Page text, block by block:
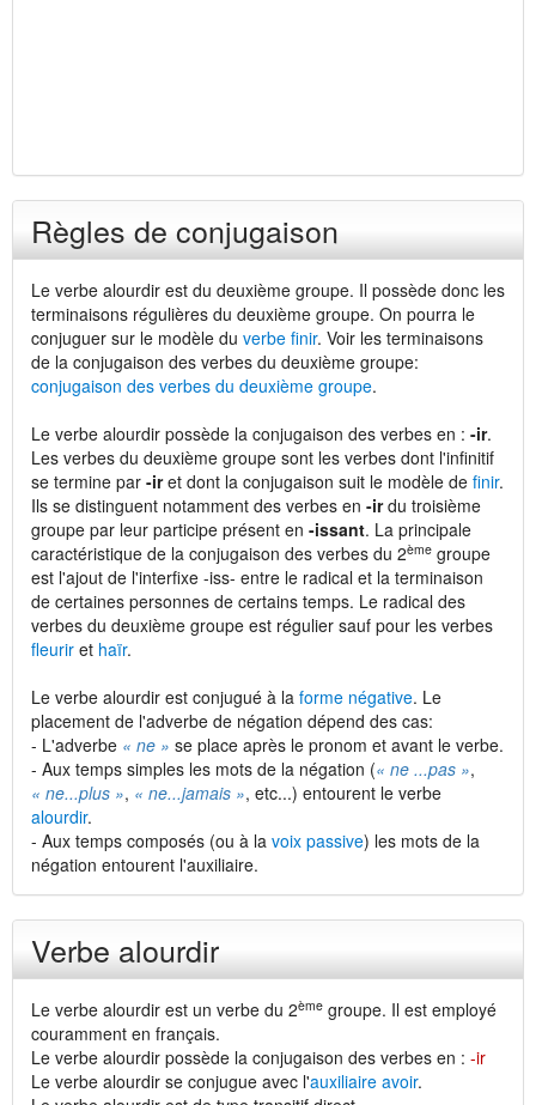
Règles de conjugaison
Le verbe alourdir est du deuxième groupe. Il possède donc les
terminaisons régulières du deuxième groupe. On pourra le
conjuguer sur le modèle du verbe finir. Voir les terminaisons
de la conjugaison des verbes du deuxième groupe:
conjugaison des verbes du deuxième groupe.
Le verbe alourdir possède la conjugaison des verbes en : -ir.
Les verbes du deuxième groupe sont les verbes dont l'infinitif
se termine par -iret dont la conjugaison suit le modèle de finir.
Ils se distinguent notamment des verbes en -irdu troisième
groupe par leur participe présent en -issant. La principale
caractéristique de la conjugaison des verbes du 2ème groupe
est l'ajout de l'interfixe -iss- entre le radical et la terminaison
de certaines personnes de certains temps. Le radical des
verbes du deuxième groupe est régulier sauf pour les verbes
fleurir et haïr.
Le verbe alourdir est conjugué à la forme négative. Le
placement de l'adverbe de négation dépend des cas:
- L'adverbe « ne » se place après le pronom et avant le verbe.
- Aux temps simples les mots de la négation (« ne ...pas »,
« ne...plus », « ne...jamais », etc...) entourent le verbe
alourdir.
- Aux temps composés (ou à la voix passive) les mots de la
négation entourent l'auxiliaire.
Verbe alourdir
Le verbe alourdir est un verbe du 2ème groupe. Il est employé
couramment en français.
Le verbe alourdir possède la conjugaison des verbes en : -ir
Le verbe alourdir se conjugue avec l'auxiliaire avoir.